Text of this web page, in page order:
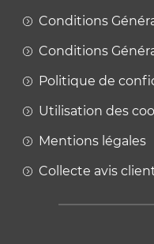
Conditions
Conditions
Politique de
Utilisation des
Mentions légales
Collecte avis